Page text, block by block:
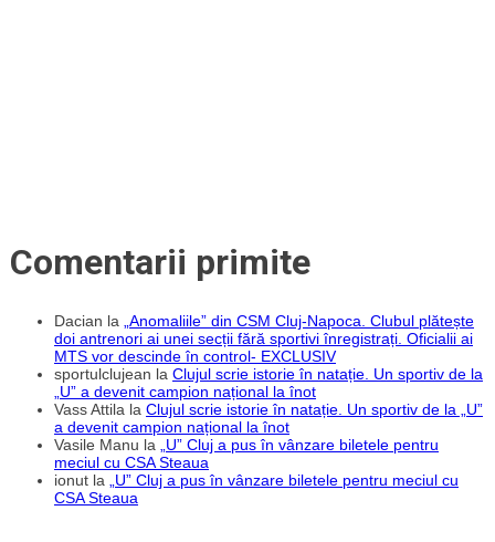
Comentarii primite
Dacian la „Anomaliile” din CSM Cluj-Napoca. Clubul plătește
doi antrenori ai unei secții fără sportivi înregistrați. Oficialii ai
MTS vor descinde în control- EXCLUSIV
sportulclujean la Clujul scrie istorie în natație. Un sportiv de la
„U” a devenit campion național la înot
Vass Attila la Clujul scrie istorie în natație. Un sportiv de la „U”
a devenit campion național la înot
Vasile Manu la „U” Cluj a pus în vânzare biletele pentru
meciul cu CSA Steaua
ionut la „U” Cluj a pus în vânzare biletele pentru meciul cu
CSA Steaua